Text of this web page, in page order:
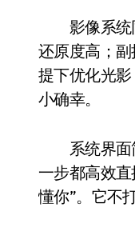
影像系统同
还原度高；
提下优化光
小确幸。
系统界面简
一步都高效
懂你”。它不